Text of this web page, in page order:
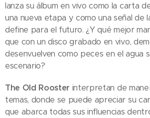
lanza su álbum en vivo como la carta
una nueva etapa y como una señal de
define para el futuro. ¿Y qué mejor
que con un disco grabado en vivo,
desenvuelven como peces en el agua
escenario?
The Old Rooster interpretan de
temas, donde se puede apreciar su
que abarca todas sus influencias